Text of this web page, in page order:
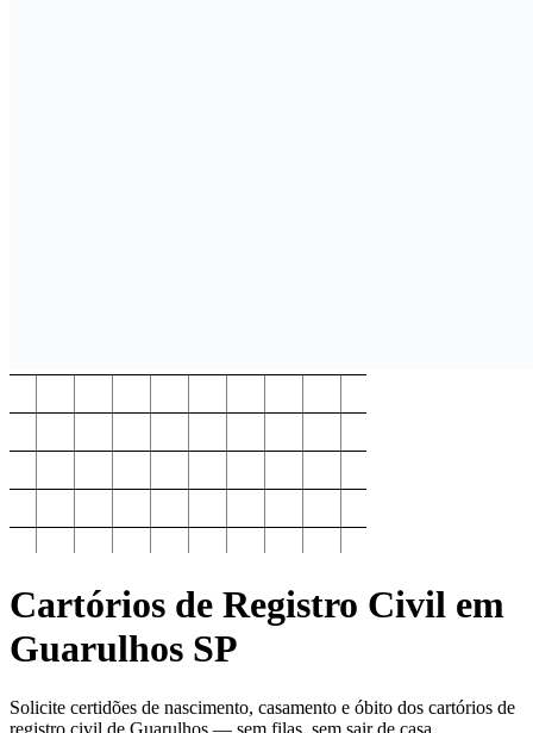
Cartórios de Registro Civil em
Guarulhos SP
Solicite certidões de nascimento, casamento e óbito dos cartórios de
registro civil de Guarulhos — sem filas, sem sair de casa.